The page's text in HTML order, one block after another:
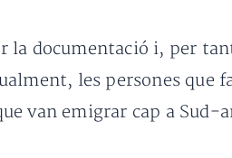
la documentació i, per
les persones que
van emigrar cap a Sud-